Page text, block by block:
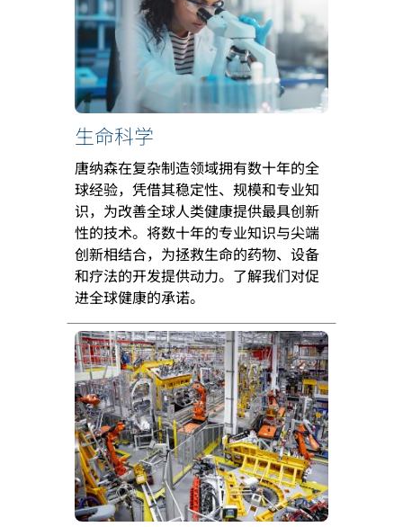
生命科学
唐纳森在复杂制造领域拥有数十年的全
球经验，凭借其稳定性、规模和专业知
识，为改善全球人类健康提供最具创新
性的技术。将数十年的专业知识与尖端
创新相结合，为拯救生命的药物、设备
和疗法的开发提供动力。了解我们对促
进全球健康的承诺。